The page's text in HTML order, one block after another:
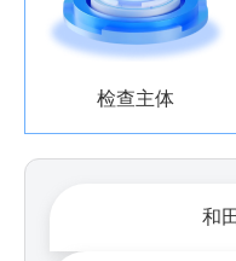
检查主体
和